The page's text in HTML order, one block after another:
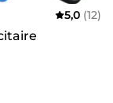
5,0 (12)